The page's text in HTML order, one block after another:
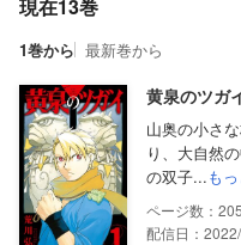
現在13巻
1巻から 最新巻から
黄泉のツガ
山奥の小さ
り、大自然
の双子...も
205
配信日：